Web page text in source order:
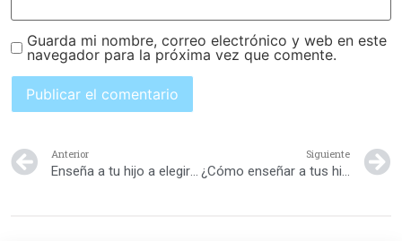
Guarda mi nombre, correo electrónico y web en este
navegador para la próxima vez que comente.
Anterior
Enseña a tu hijo a elegir buenos amigos
Siguiente
¿Cómo enseñar a tus hijos a amarrarse los cordones?